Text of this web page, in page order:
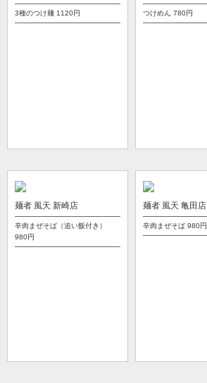
3種のつけ麺 1120円 つけめん 780円
麺者 風天 新崎店
辛肉まぜそば（追い飯付き）
980円
麺者 風天 亀田店
辛肉まぜそば 980円